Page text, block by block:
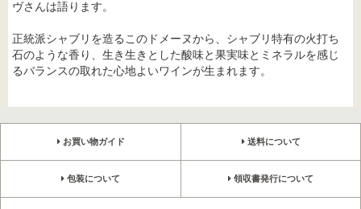
ヴさんは語ります。
正統派シャブリを造るこのドメーヌから、シャブリ特有の火打ち
石のような香り、生き生きとした酸味と果実味とミネラルを感じ
るバランスの取れた心地よいワインが生まれます。
お買い物ガイド 送料について
包装について 領収書発行について